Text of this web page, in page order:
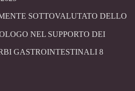
SOTTOVALUTATO DELLO
NEL SUPPORTO DEI
GASTROINTESTINALI 8